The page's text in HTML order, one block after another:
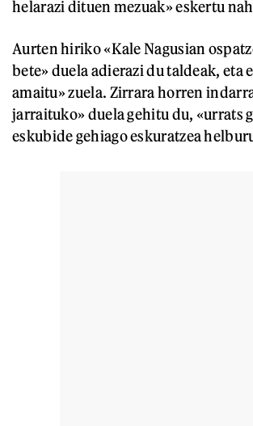
helarazi dituen mezuak» eskertu
Aurten hiriko «Kale Nagusian
bete» duela adierazi du taldeak, eta
amaitu» zuela. Zirrara horren
jarraituko» duela gehitu du, «urrats
eskubide gehiago eskuratzea